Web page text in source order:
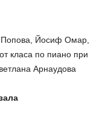
Попова, Йосиф Омар,
класа по пиано при
Арнаудова